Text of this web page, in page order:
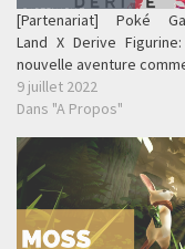
[Partenariat] Poké
Land X Derive
nouvelle aventure
9 juillet 2022
Dans "A Propos"